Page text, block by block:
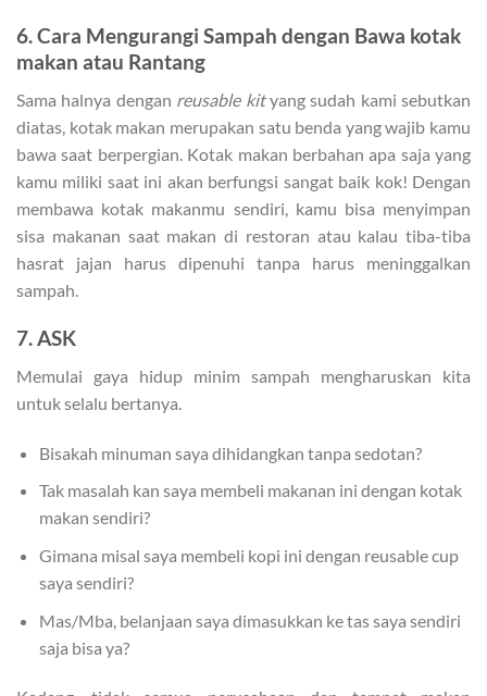
6. Cara Mengurangi Sampah dengan Bawa kotak
makan atau Rantang
Sama halnya dengan reusable kityang sudah kami sebutkan
diatas, kotak makan merupakan satu benda yang wajib kamu
bawa saat berpergian. Kotak makan berbahan apa saja yang
kamu miliki saat ini akan berfungsi sangat baik kok! Dengan
membawa kotak makanmu sendiri, kamu bisa menyimpan
sisa makanan saat makan di restoran atau kalau tiba-tiba
hasrat jajan harus dipenuhi tanpa harus meninggalkan
sampah.
7. ASK
Memulai gaya hidup minim sampah mengharuskan kita
untuk selalu bertanya.
Bisakah minuman saya dihidangkan tanpa sedotan?
Tak masalah kan saya membeli makanan ini dengan kotak
makan sendiri?
Gimana misal saya membeli kopi ini dengan reusable cup
saya sendiri?
Mas/Mba, belanjaan saya dimasukkan ke tas saya sendiri
saja bisa ya?